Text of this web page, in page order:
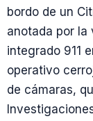
bordo de un
anotada por la
integrado 911
operativo
de cámaras,